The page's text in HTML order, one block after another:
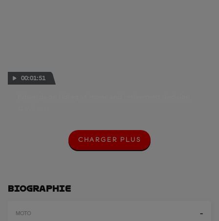
00:01:51
C
H
CHARGER PLUS
Biographie
MOTO -